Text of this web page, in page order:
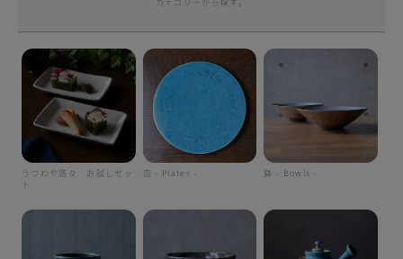
うつわや悠々 お試しセッ
ト
皿 - Plates - 鉢 - Bowls -